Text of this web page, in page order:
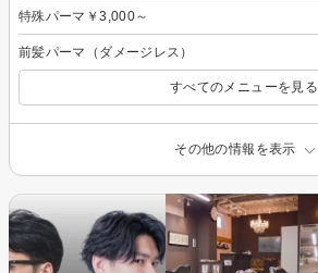
特殊パーマ￥3,000～
前髪パーマ（ダメージレス）
すべてのメニューを見る
その他の情報を表示